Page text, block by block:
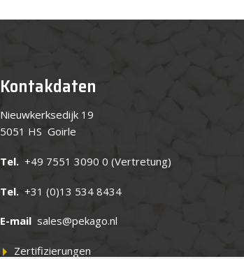
Kontakdaten
Nieuwkerksedijk 19
5051 HS Goirle
Tel.+49 7551 3090 0 (Vertretung)
Tel. +31 (0)13 534 8434
E-mail sales@pekago.nl
Zertifizierungen